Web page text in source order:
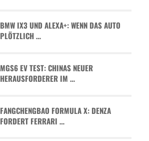
BMW IX3 UND ALEXA+: WENN DAS AUTO
PLÖTZLICH …
MGS6 EV TEST: CHINAS NEUER
HERAUSFORDERER IM …
FANGCHENGBAO FORMULA X: DENZA
FORDERT FERRARI …